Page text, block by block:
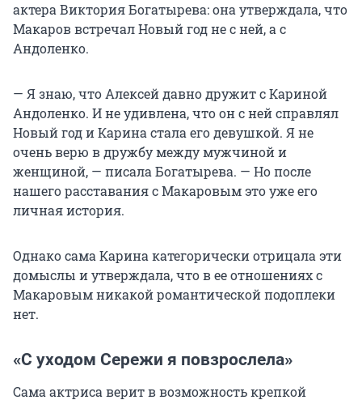
актера Виктория Богатырева: она утверждала, что
Макаров встречал Новый год не с ней, а с
Андоленко.
— Я знаю, что Алексей давно дружит с Кариной
Андоленко. И не удивлена, что он с ней справлял
Новый год и Карина стала его девушкой. Я не
очень верю в дружбу между мужчиной и
женщиной, — писала Богатырева. — Но после
нашего расставания с Макаровым это уже его
личная история.
Однако сама Карина категорически отрицала эти
домыслы и утверждала, что в ее отношениях с
Макаровым никакой романтической подоплеки
нет.
«С уходом Сережи я повзрослела»
Сама актриса верит в возможность крепкой